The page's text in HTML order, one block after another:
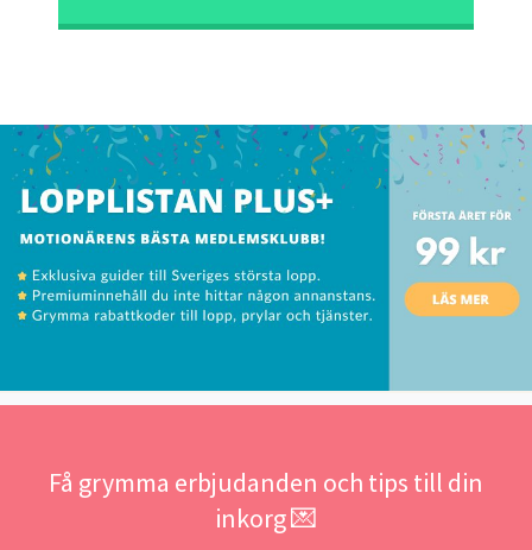
Få grymma erbjudanden och tips till din
inkorg 💌